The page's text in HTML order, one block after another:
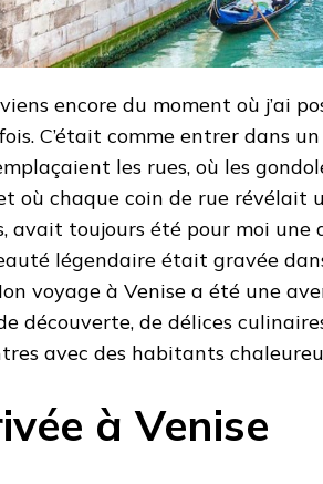
encore du moment où j’ai
C’était comme entrer dans
les rues, où les
et où chaque coin de rue révélait
avait toujours été pour moi
légendaire était gravée
voyage à Venise a été une
découverte, de délices
avec des habitants
à Venise